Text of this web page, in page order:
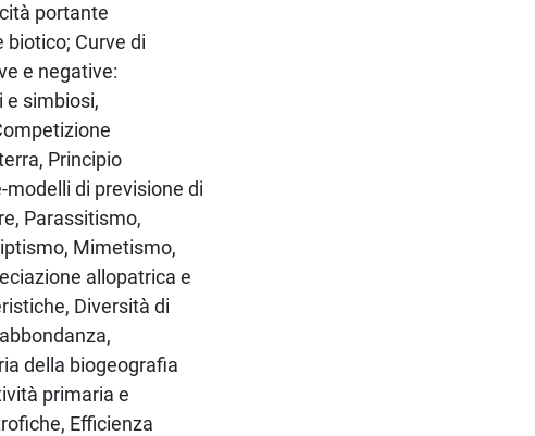
portante
biotico; Curve di
e negative:
e simbiosi,
Principio
modelli di previsione di
Parassitismo,
Mimetismo,
allopatrica e
Diversità di
della biogeografia
primaria e
Efficienza